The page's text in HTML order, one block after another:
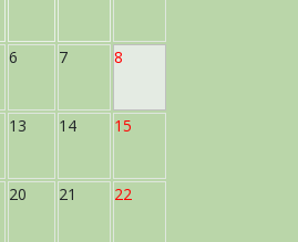
6 7 8
13 14 15
20 21 22